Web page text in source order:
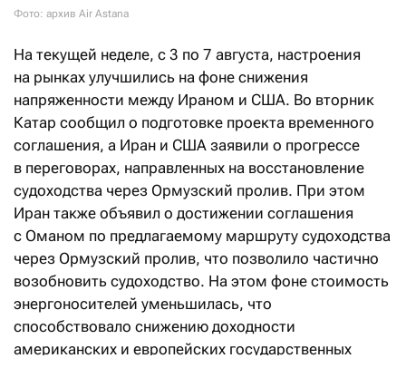
Фото: архив Air Astana
На текущей неделе, с 3 по 7 августа, настроения
на рынках улучшились на фоне снижения
напряженности между Ираном и США. Во вторник
Катар сообщил о подготовке проекта временного
соглашения, а Иран и США заявили о прогрессе
в переговорах, направленных на восстановление
судоходства через Ормузский пролив. При этом
Иран также объявил о достижении соглашения
с Оманом по предлагаемому маршруту судоходства
через Ормузский пролив, что позволило частично
возобновить судоходство. На этом фоне стоимость
энергоносителей уменьшилась, что
способствовало снижению доходности
американских и европейских государственных